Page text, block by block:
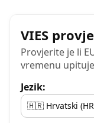
VIES
Provjerite je li
vremenu
Jezik: